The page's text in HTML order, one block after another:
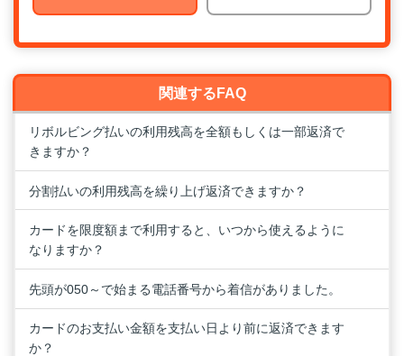
関連するFAQ
リボルビング払いの利用残高を全額もしくは一部返済で
きますか？
分割払いの利用残高を繰り上げ返済できますか？
カードを限度額まで利用すると、いつから使えるように
なりますか？
先頭が050～で始まる電話番号から着信がありました。
カードのお支払い金額を支払い日より前に返済できます
か？